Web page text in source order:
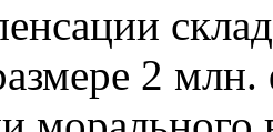
2 млн.